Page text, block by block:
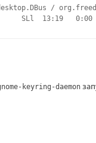
/
SLl  13:19
keyring-daemon